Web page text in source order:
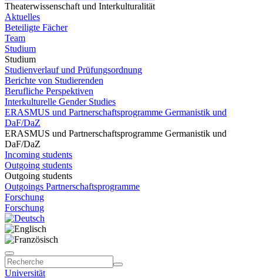
Theaterwissenschaft und Interkulturalität
Aktuelles
Beteiligte Fächer
Team
Studium
Studium
Studienverlauf und Prüfungsordnung
Berichte von Studierenden
Berufliche Perspektiven
Interkulturelle Gender Studies
ERASMUS und Partnerschaftsprogramme Germanistik und
DaF/DaZ
ERASMUS und Partnerschaftsprogramme Germanistik und
DaF/DaZ
Incoming students
Outgoing students
Outgoing students
Outgoings Partnerschaftsprogramme
Forschung
Forschung
Universität